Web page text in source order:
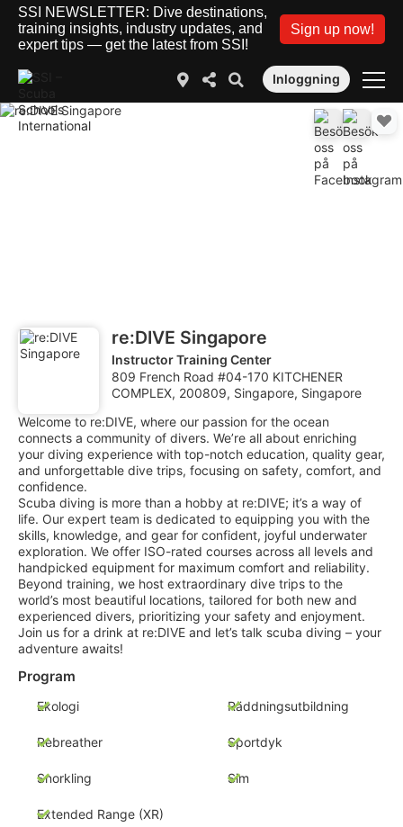
SSI NEWSLETTER: Dive destinations,
training insights, industry updates, and
expert tips — get the latest from SSI!
Sign up now!
Inloggning
re:DIVE Singapore
Instructor Training Center
809 French Road #04-170 KITCHENER
COMPLEX, 200809, Singapore, Singapore
Welcome to re:DIVE, where our passion for the ocean
connects a community of divers. We’re all about enriching
your diving experience with top-notch education, quality gear,
and unforgettable dive trips, focusing on safety, comfort, and
confidence.
Scuba diving is more than a hobby at re:DIVE; it’s a way of
life. Our expert team is dedicated to equipping you with the
skills, knowledge, and gear for confident, joyful underwater
exploration. We offer ISO-rated courses across all levels and
handpicked equipment for maximum comfort and reliability.
Beyond training, we host extraordinary dive trips to the
world’s most beautiful locations, tailored for both new and
experienced divers, prioritizing your safety and enjoyment.
Join us for a drink at re:DIVE and let’s talk scuba diving – your
adventure awaits!
Program
Ekologi Räddningsutbildning
Rebreather Sportdyk
Snorkling Sim
Extended Range (XR)